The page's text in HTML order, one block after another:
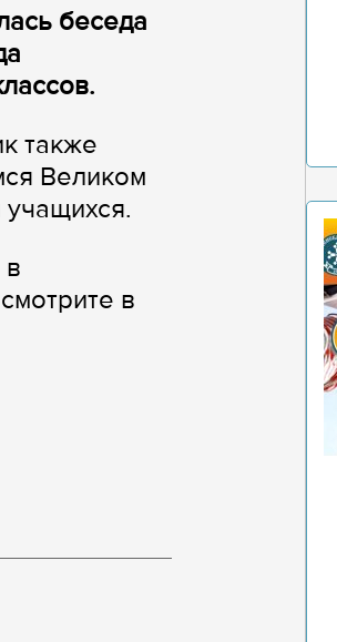
беседа
также
Великом
в